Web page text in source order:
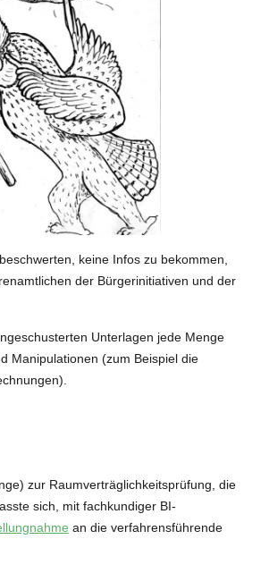
keine Infos zu bekommen,
der Bürgerinitiativen und der
Unterlagen jede Menge
Manipulationen (zum Beispiel die
zur Raumverträglichkeitsprüfung, die
sich, mit fachkundiger BI-
an die verfahrensführende